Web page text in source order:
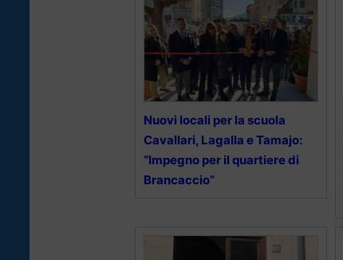
Nuovi locali per la scuola
Cavallari, Lagalla e Tamajo:
“Impegno per il quartiere di
Brancaccio”